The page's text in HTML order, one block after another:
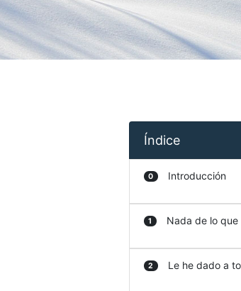
Índice
0 Introducción
1 Nada de lo
2 Le he dado a